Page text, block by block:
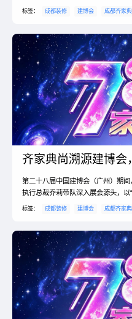
单位；第三天创始人等带队严选建材
标签： 成都装修 建博会 成都齐家
齐家典尚溯源建博会
第二十八届中国建博会（广州）期间
执行总裁乔莉带队深入展会源头，
材。团队聚焦蓉城业主对环保、品质
标签： 成都装修 建博会 成都齐家